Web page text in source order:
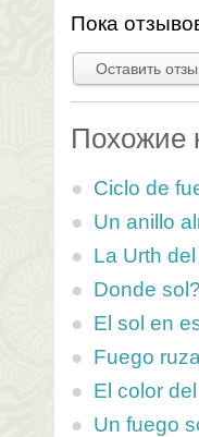
Пока
Оставить
Похожие
Ciclo de
Un anillo
La Urth
Donde
El sol en
Fuego
El color
Un fuego